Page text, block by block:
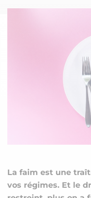
La faim est une
vos régimes. Et le